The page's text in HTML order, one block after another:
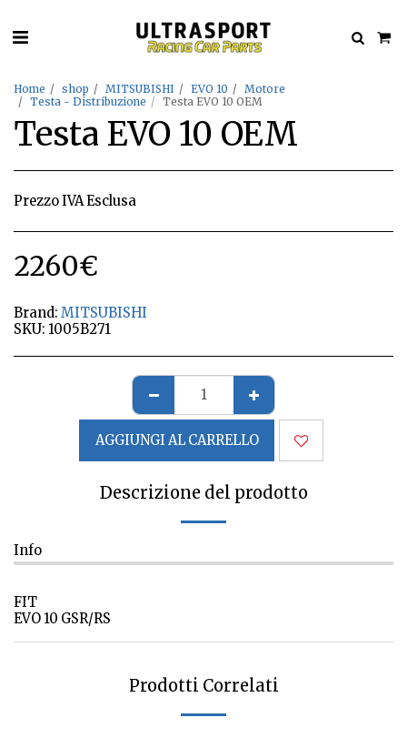
Home shop MITSUBISHI EVO 10
Motore
Testa - Distribuzione
Testa EVO 10 OEM
Testa EVO 10 OEM
Prezzo IVA Esclusa
2260€
Brand: MITSUBISHI
SKU: 1005B271
AGGIUNGI AL CARRELLO
Descrizione del prodotto
Info
FIT
EVO 10 GSR/RS
Prodotti Correlati